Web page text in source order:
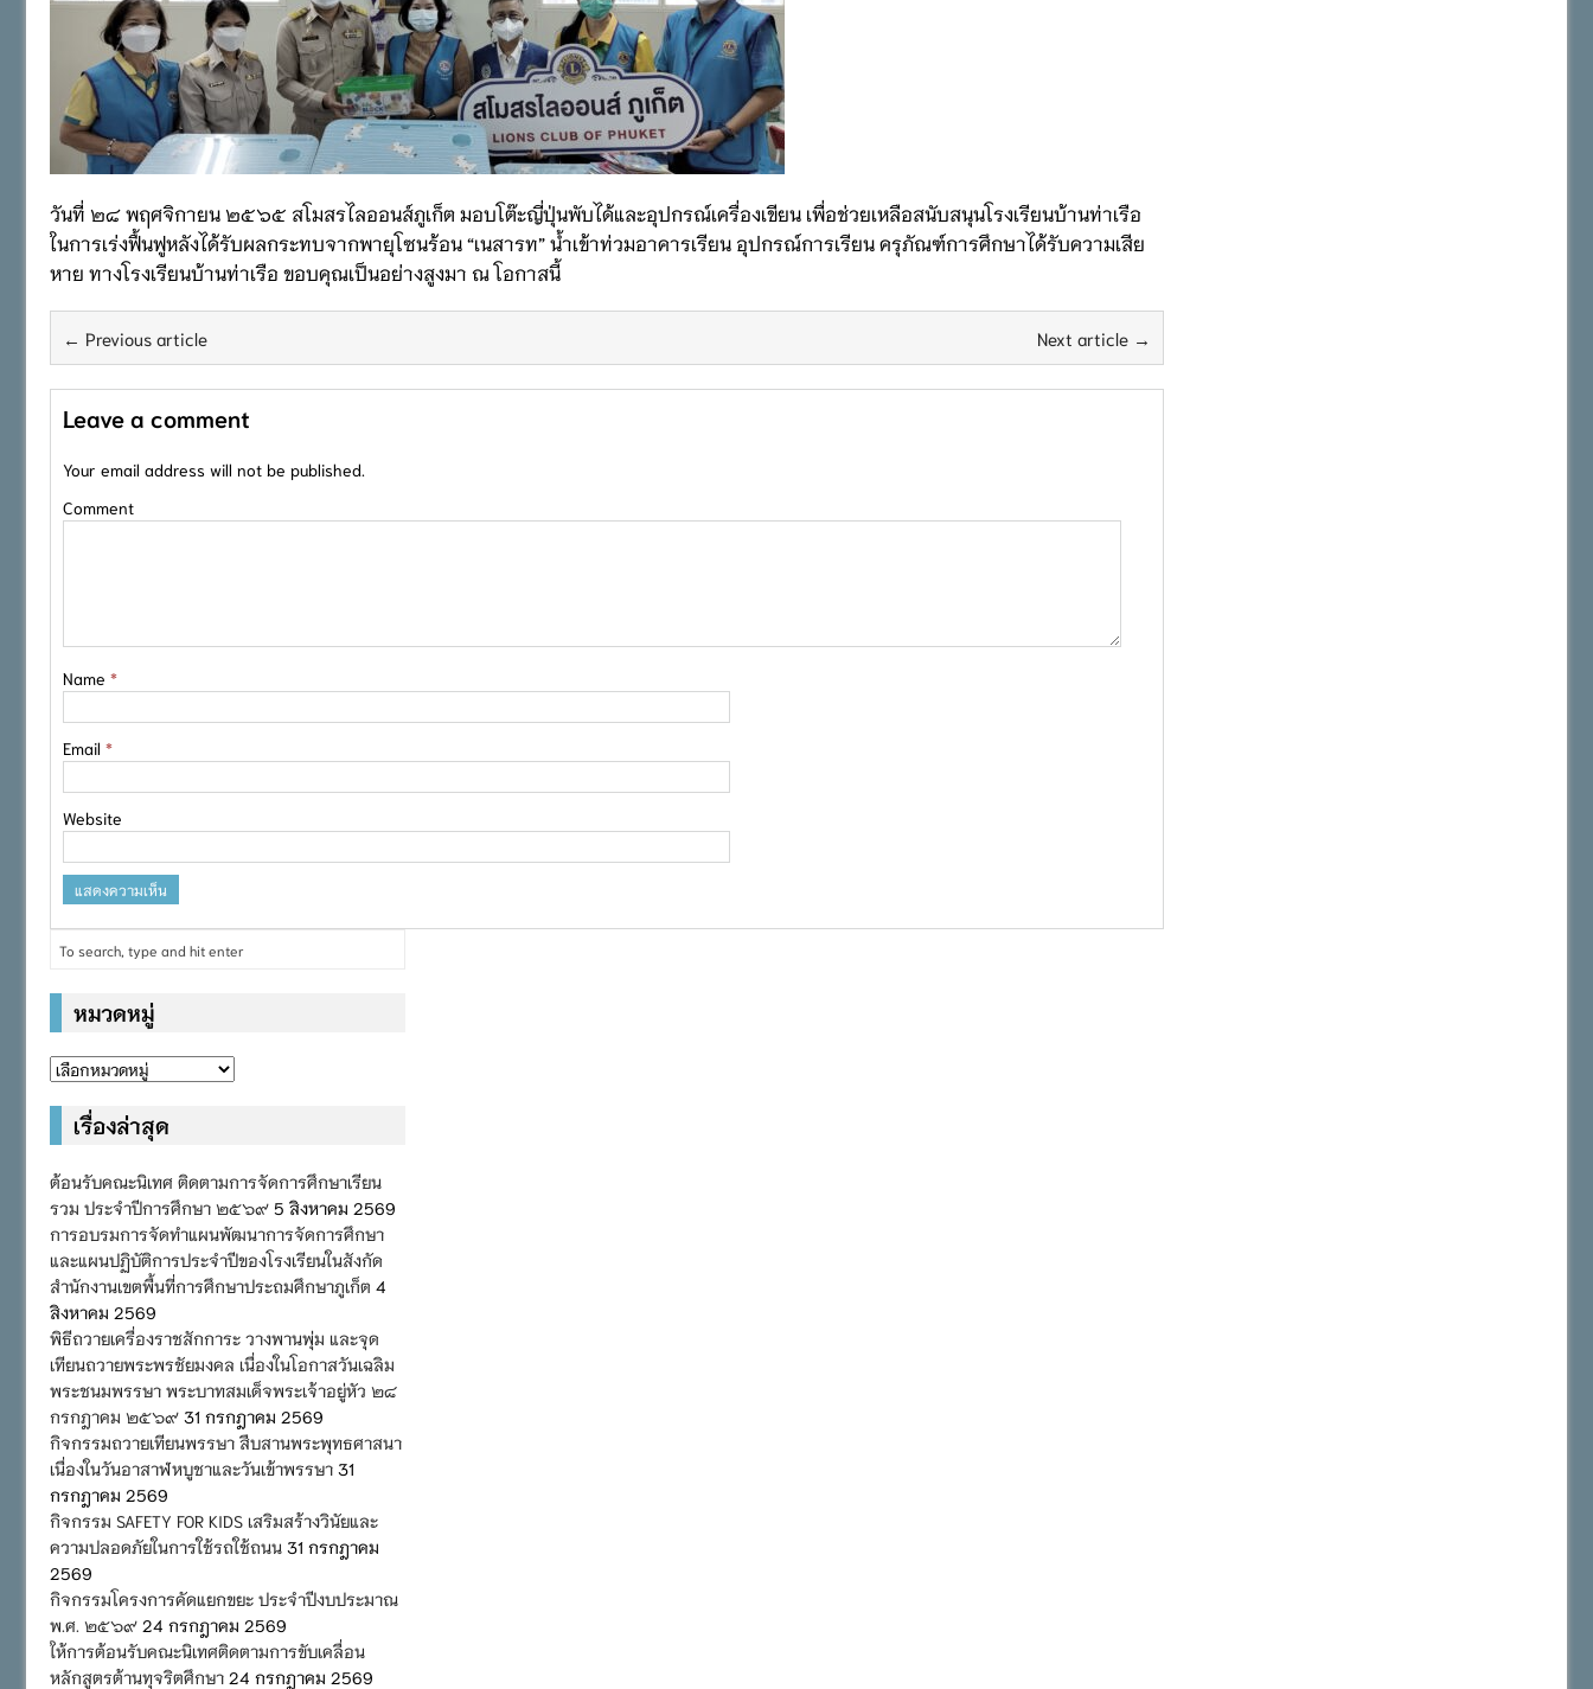
วันที่ ๒๘ พฤศจิกายน ๒๕๖๕ สโมสรไลออนส์ภูเก็ต มอบโต๊ะญี่ปุ่นพับได้และอุปกรณ์เครื่องเขียน เพื่อช่วยเหลือสนับสนุนโรงเรียนบ้านท่าเรือ
ในการเร่งฟื้นฟูหลังได้รับผลกระทบจากพายุโซนร้อน “เนสารท” น้ำเข้าท่วมอาคารเรียน อุปกรณ์การเรียน ครุภัณฑ์การศึกษาได้รับความเสีย
หาย ทางโรงเรียนบ้านท่าเรือ ขอบคุณเป็นอย่างสูงมา ณ โอกาสนี้
← Previous article Next article →
Leave a comment
Your email address will not be published.
Comment
Name *
Email *
Website
หมวดหมู่
หมวด
เรื่องล่าสุด
ต้อนรับคณะนิเทศ ติดตามการจัดการศึกษาเรียน
รวม ประจำปีการศึกษา ๒๕๖๙ 5 สิงหาคม 2569
การอบรมการจัดทำแผนพัฒนาการจัดการศึกษา
และแผนปฏิบัติการประจำปีของโรงเรียนในสังกัด
สำนักงานเขตพื้นที่การศึกษาประถมศึกษาภูเก็ต 4
สิงหาคม 2569
พิธีถวายเครื่องราชสักการะ วางพานพุ่ม และจุด
เทียนถวายพระพรชัยมงคล เนื่องในโอกาสวันเฉลิม
พระชนมพรรษา พระบาทสมเด็จพระเจ้าอยู่หัว ๒๘
กรกฎาคม ๒๕๖๙ 31 กรกฎาคม 2569
กิจกรรมถวายเทียนพรรษา สืบสานพระพุทธศาสนา
เนื่องในวันอาสาฬหบูชาและวันเข้าพรรษา 31
กรกฎาคม 2569
กิจกรรม SAFETY FOR KIDS เสริมสร้างวินัยและ
ความปลอดภัยในการใช้รถใช้ถนน 31 กรกฎาคม
2569
กิจกรรมโครงการคัดแยกขยะ ประจำปีงบประมาณ
พ.ศ. ๒๕๖๙ 24 กรกฎาคม 2569
ให้การต้อนรับคณะนิเทศติดตามการขับเคลื่อน
หลักสูตรต้านทุจริตศึกษา 24 กรกฎาคม 2569